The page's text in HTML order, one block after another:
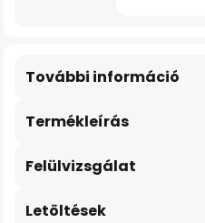
Termékleírás
További információ
Felülvizsgálat
Letöltések